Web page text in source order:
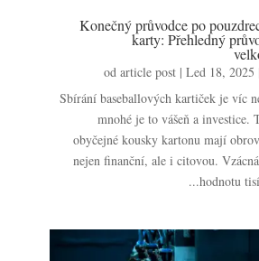
Konečný průvodce po
karty: Přehledný
odarticle post |Led 18, 2025
Sbírání baseballových kartiček je víc
mnohé je to vášeň a investice.
obyčejné kousky kartonu mají
nejen finanční, ale i citovou.
hodnotu